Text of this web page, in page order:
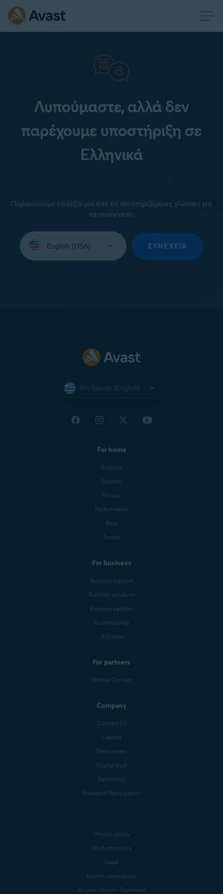
Λυπούμαστε, αλλά δεν
παρέχουμε υποστήριξη σε
Ελληνικά
Παρακαλούμε επιλέξτε μία από τις υποστηριζόμενες γλώσσες για
να συνεχίσετε:
your
ΣΥΝΈΧΕΙΑ
Worldwide (English)
For home
Support
Security
Privacy
Performance
Blog
Forum
For business
Business support
Business products
Business partners
Business blog
Affiliates
For partners
Mobile Carriers
Company
Contact Us
Careers
Press center
Digital trust
Technology
Research Participation
Privacy policy
Products policy
Legal
Report vulnerability
Modern Slavery Statement